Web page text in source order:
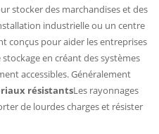
stocker des marchandises et des
industrielle ou un centre
conçus pour aider les entreprises
en créant des systèmes
accessibles. Généralement
résistantsLes rayonnages
de lourdes charges et résister